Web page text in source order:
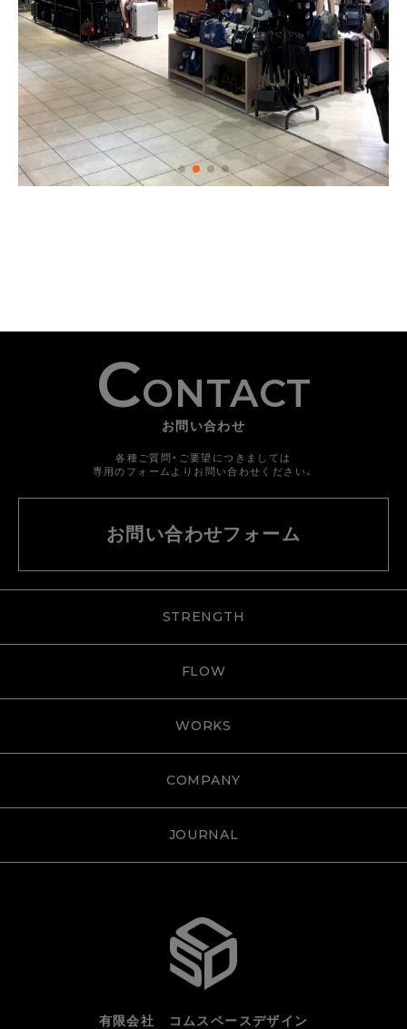
有限会社 コムスペースデザイン
CONTACT
お問い合わせ
各種ご質問・ご要望につきましては
専用のフォームよりお問い合わせください。
お問い合わせフォーム
STRENGTH
FLOW
WORKS
COMPANY
JOURNAL